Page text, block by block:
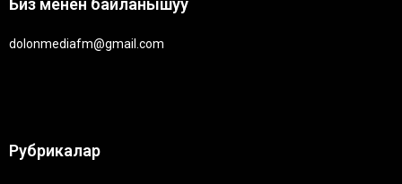
Биз менен байланышуу
dolonmediafm@gmail.com
Рубрикалар